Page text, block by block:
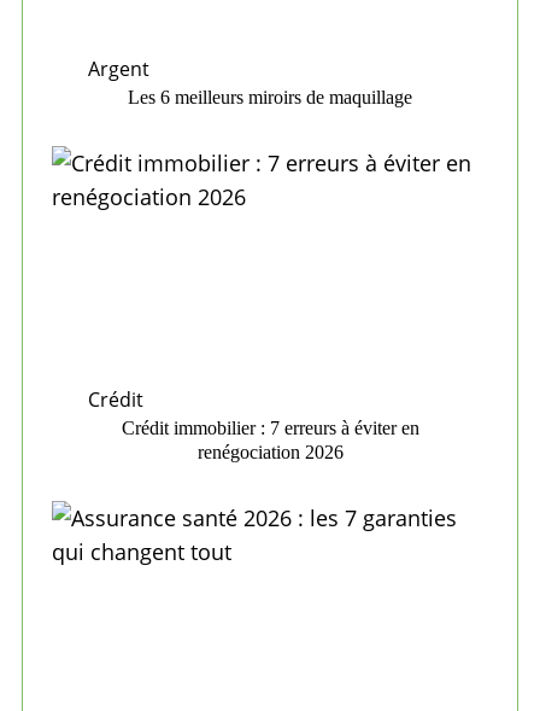
Argent
Les 6 meilleurs miroirs de maquillage
Crédit
Crédit immobilier : 7 erreurs à éviter en
renégociation 2026